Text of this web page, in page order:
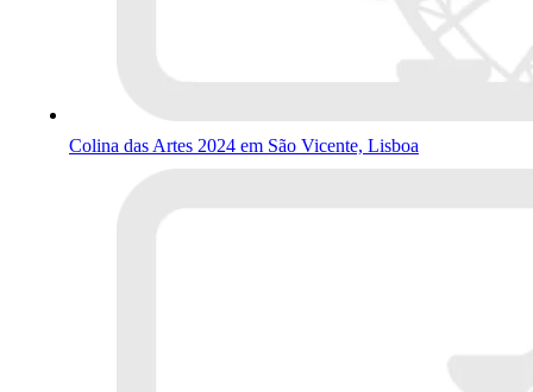
Colina das Artes 2024 em São Vicente, Lisboa